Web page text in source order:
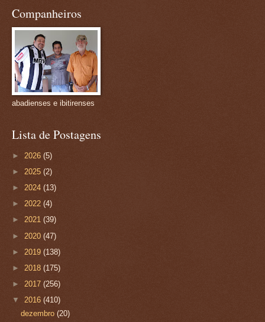
Companheiros
abadienses e ibitirenses
Lista de Postagens
► 2026 (5)
► 2025 (2)
► 2024 (13)
► 2022 (4)
► 2021 (39)
► 2020 (47)
► 2019 (138)
► 2018 (175)
► 2017 (256)
▼ 2016 (410)
dezembro(20)